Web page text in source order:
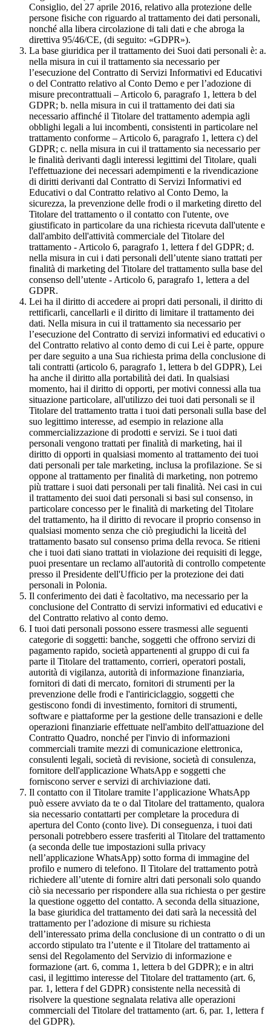
Consiglio, del 27 aprile 2016, relativo alla protezione delle
persone fisiche con riguardo al trattamento dei dati personali,
nonché alla libera circolazione di tali dati e che abroga la
direttiva 95/46/CE, (di seguito: «GDPR»).
La base giuridica per il trattamento dei Suoi dati personali è: a.
nella misura in cui il trattamento sia necessario per
l’esecuzione del Contratto di Servizi Informativi ed Educativi
o del Contratto relativo al Conto Demo e per l’adozione di
misure precontrattuali – Articolo 6, paragrafo 1, lettera b del
GDPR; b. nella misura in cui il trattamento dei dati sia
necessario affinché il Titolare del trattamento adempia agli
obblighi legali a lui incombenti, consistenti in particolare nel
trattamento conforme – Articolo 6, paragrafo 1, lettera c) del
GDPR; c. nella misura in cui il trattamento sia necessario per
le finalità derivanti dagli interessi legittimi del Titolare, quali
l'effettuazione dei necessari adempimenti e la rivendicazione
di diritti derivanti dal Contratto di Servizi Informativi ed
Educativi o dal Contratto relativo al Conto Demo, la
sicurezza, la prevenzione delle frodi o il marketing diretto del
Titolare del trattamento o il contatto con l'utente, ove
giustificato in particolare da una richiesta ricevuta dall'utente e
dall'ambito dell'attività commerciale del Titolare del
trattamento - Articolo 6, paragrafo 1, lettera f del GDPR; d.
nella misura in cui i dati personali dell’utente siano trattati per
finalità di marketing del Titolare del trattamento sulla base del
consenso dell’utente - Articolo 6, paragrafo 1, lettera a del
GDPR.
Lei ha il diritto di accedere ai propri dati personali, il diritto di
rettificarli, cancellarli e il diritto di limitare il trattamento dei
dati. Nella misura in cui il trattamento sia necessario per
l’esecuzione del Contratto di servizi informativi ed educativi o
del Contratto relativo al conto demo di cui Lei è parte, oppure
per dare seguito a una Sua richiesta prima della conclusione di
tali contratti (articolo 6, paragrafo 1, lettera b del GDPR), Lei
ha anche il diritto alla portabilità dei dati. In qualsiasi
momento, hai il diritto di opporti, per motivi connessi alla tua
situazione particolare, all'utilizzo dei tuoi dati personali se il
Titolare del trattamento tratta i tuoi dati personali sulla base del
suo legittimo interesse, ad esempio in relazione alla
commercializzazione di prodotti e servizi. Se i tuoi dati
personali vengono trattati per finalità di marketing, hai il
diritto di opporti in qualsiasi momento al trattamento dei tuoi
dati personali per tale marketing, inclusa la profilazione. Se si
oppone al trattamento per finalità di marketing, non potremo
più trattare i suoi dati personali per tali finalità. Nei casi in cui
il trattamento dei suoi dati personali si basi sul consenso, in
particolare concesso per le finalità di marketing del Titolare
del trattamento, ha il diritto di revocare il proprio consenso in
qualsiasi momento senza che ciò pregiudichi la liceità del
trattamento basato sul consenso prima della revoca. Se ritieni
che i tuoi dati siano trattati in violazione dei requisiti di legge,
puoi presentare un reclamo all'autorità di controllo competente
presso il Presidente dell'Ufficio per la protezione dei dati
personali in Polonia.
Il conferimento dei dati è facoltativo, ma necessario per la
conclusione del Contratto di servizi informativi ed educativi e
del Contratto relativo al conto demo.
I tuoi dati personali possono essere trasmessi alle seguenti
categorie di soggetti: banche, soggetti che offrono servizi di
pagamento rapido, società appartenenti al gruppo di cui fa
parte il Titolare del trattamento, corrieri, operatori postali,
autorità di vigilanza, autorità di informazione finanziaria,
fornitori di dati di mercato, fornitori di strumenti per la
prevenzione delle frodi e l'antiriciclaggio, soggetti che
gestiscono fondi di investimento, fornitori di strumenti,
software e piattaforme per la gestione delle transazioni e delle
operazioni finanziarie effettuate nell'ambito dell'attuazione del
Contratto Quadro, nonché per l'invio di informazioni
commerciali tramite mezzi di comunicazione elettronica,
consulenti legali, società di revisione, società di consulenza,
fornitore dell'applicazione WhatsApp e soggetti che
forniscono server e servizi di archiviazione dati.
Il contatto con il Titolare tramite l’applicazione WhatsApp
può essere avviato da te o dal Titolare del trattamento, qualora
sia necessario contattarti per completare la procedura di
apertura del Conto (conto live). Di conseguenza, i tuoi dati
personali potrebbero essere trasferiti al Titolare del trattamento
(a seconda delle tue impostazioni sulla privacy
nell’applicazione WhatsApp) sotto forma di immagine del
profilo e numero di telefono. Il Titolare del trattamento potrà
richiedere all’utente di fornire altri dati personali solo quando
ciò sia necessario per rispondere alla sua richiesta o per gestire
la questione oggetto del contatto. A seconda della situazione,
la base giuridica del trattamento dei dati sarà la necessità del
trattamento per l’adozione di misure su richiesta
dell’interessato prima della conclusione di un contratto o di un
accordo stipulato tra l’utente e il Titolare del trattamento ai
sensi del Regolamento del Servizio di informazione e
formazione (art. 6, comma 1, lettera b del GDPR); e in altri
casi, il legittimo interesse del Titolare del trattamento (art. 6,
par. 1, lettera f del GDPR) consistente nella necessità di
risolvere la questione segnalata relativa alle operazioni
commerciali del Titolare del trattamento (art. 6, par. 1, lettera f
del GDPR).